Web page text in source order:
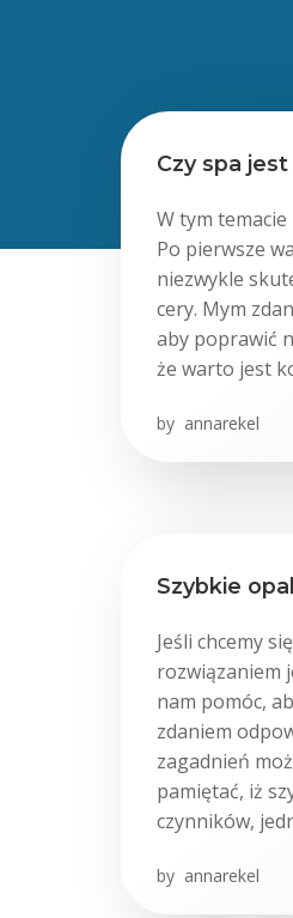
Czy spa
W tym
Po pierwsze
niezwykle
cery. Mym
aby poprawić
że warto jest
by annarekel
Szybkie
Jeśli chcemy
rozwiązaniem
nam pomóc,
zdaniem
zagadnień
pamiętać, iż
czynników,
by annarekel